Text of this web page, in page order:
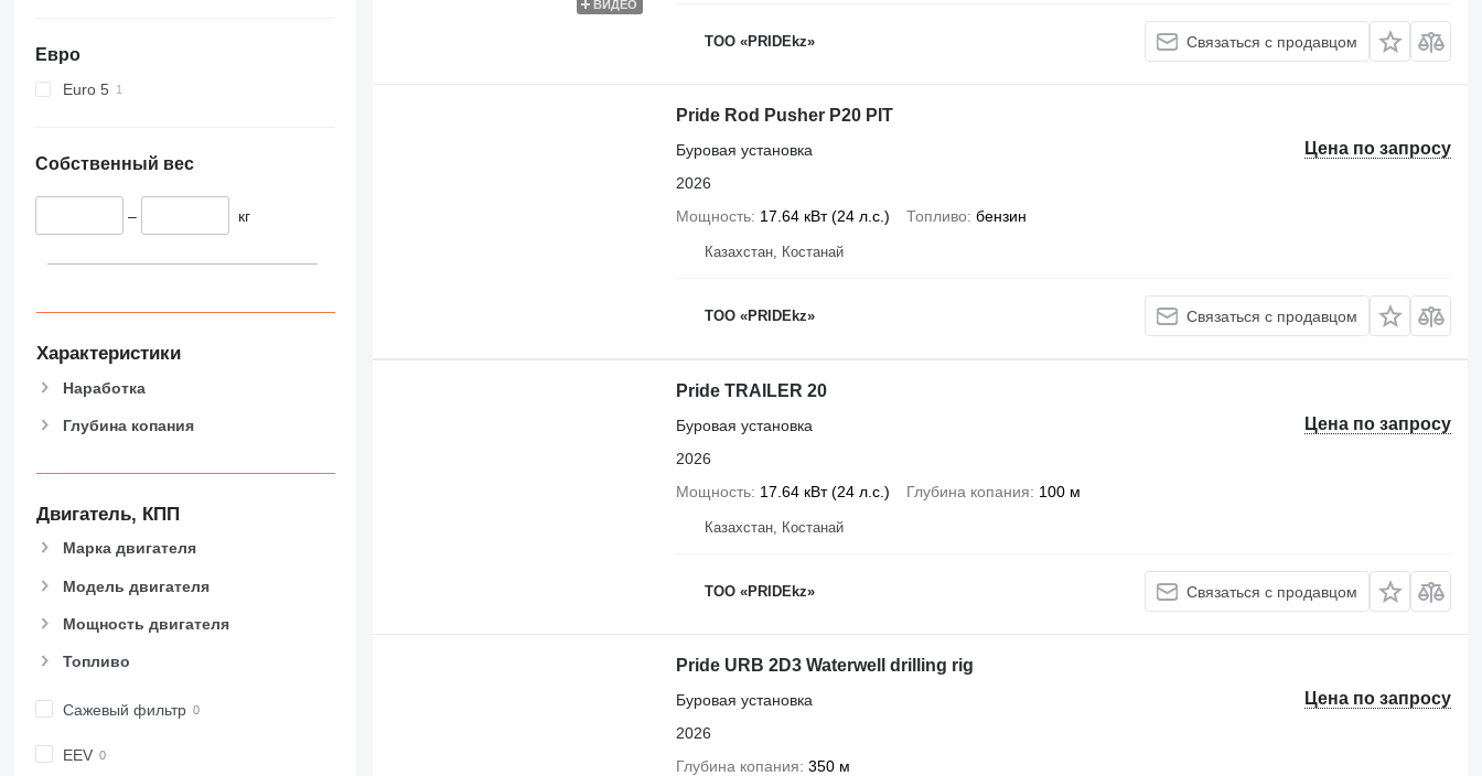
Евро
Euro 5
Собственный вес
– кг
Характеристики
Наработка
Глубина копания
Двигатель, КПП
Марка двигателя
Модель двигателя
Мощность двигателя
Топливо
Сажевый фильтр
EEV
ВИДЕО
ТОО «PRIDEkz» Связаться с продавцом
Pride Rod Pusher P20 PIT
Цена по запросу
Буровая установка
2026
Мощность 17.64 кВт (24 л.с.) Топливо бензин
Казахстан, Костанай
ТОО «PRIDEkz» Связаться с продавцом
Pride TRAILER 20
Цена по запросу
Буровая установка
2026
Мощность 17.64 кВт (24 л.с.) Глубина копания 100 м
Казахстан, Костанай
ТОО «PRIDEkz» Связаться с продавцом
Pride URB 2D3 Waterwell drilling rig
Цена по запросу
Буровая установка
2026
Глубина копания 350 м